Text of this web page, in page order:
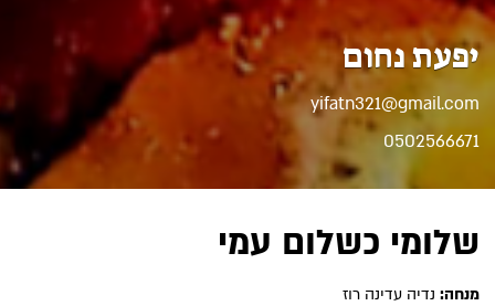
יפעת נחום
yifatn321@gmail.com
0502566671
שלומי כשלום עמי
מנחה: נדיה עדינה רוז